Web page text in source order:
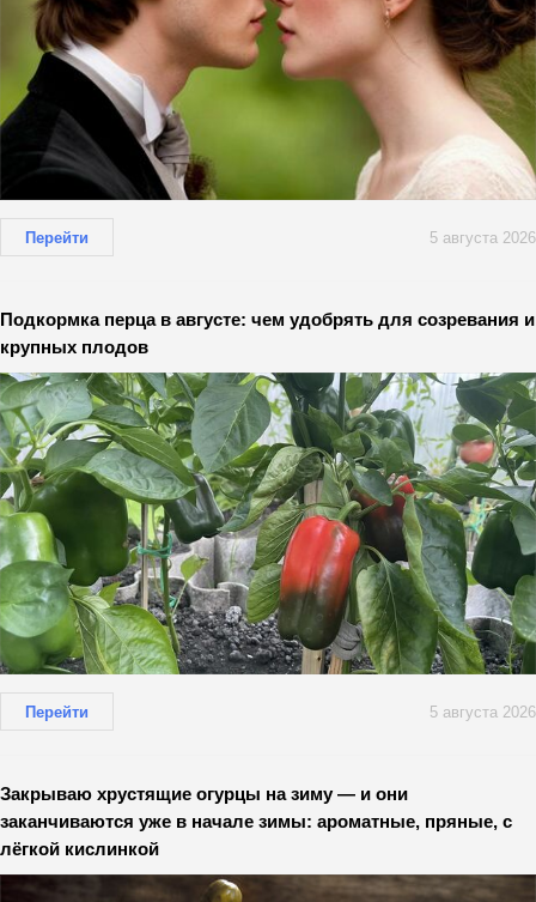
Перейти 5 августа 2026
Подкормка перца в августе: чем удобрять для созревания и
крупных плодов
Перейти 5 августа 2026
Закрываю хрустящие огурцы на зиму — и они
заканчиваются уже в начале зимы: ароматные, пряные, с
лёгкой кислинкой